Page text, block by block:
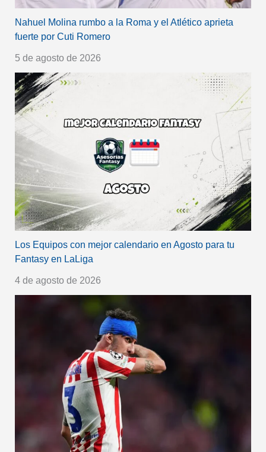
Nahuel Molina rumbo a la Roma y el Atlético aprieta
fuerte por Cuti Romero
5 de agosto de 2026
Los Equipos con mejor calendario en Agosto para tu
Fantasy en LaLiga
4 de agosto de 2026